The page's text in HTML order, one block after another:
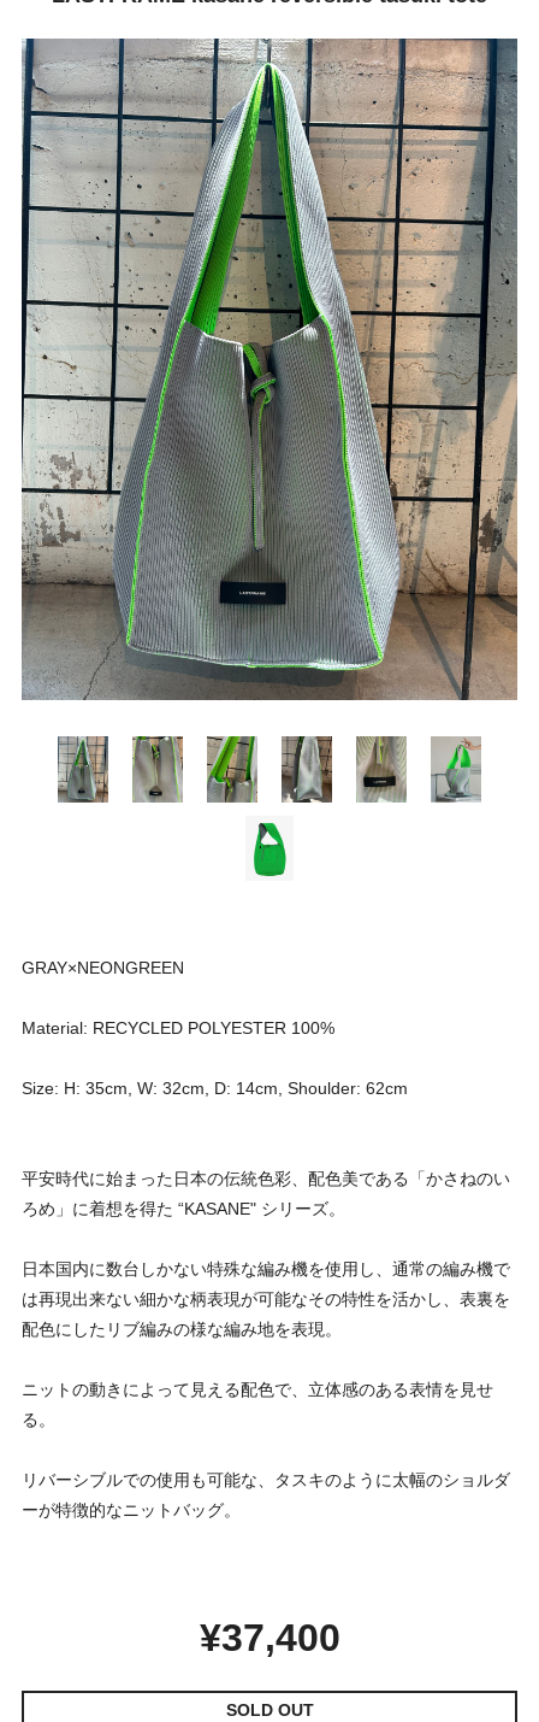
GRAY×NEONGREEN
Material: RECYCLED POLYESTER 100%
Size: H: 35cm, W: 32cm, D: 14cm, Shoulder: 62cm
平安時代に始まった日本の伝統色彩、配色美である「かさねのい
ろめ」に着想を得た “KASANE" シリーズ。
日本国内に数台しかない特殊な編み機を使用し、通常の編み機で
は再現出来ない細かな柄表現が可能なその特性を活かし、表裏を
配色にしたリブ編みの様な編み地を表現。
ニットの動きによって見える配色で、立体感のある表情を見せ
る。
リバーシブルでの使用も可能な、タスキのように太幅のショルダ
ーが特徴的なニットバッグ。
¥37,400
SOLD OUT